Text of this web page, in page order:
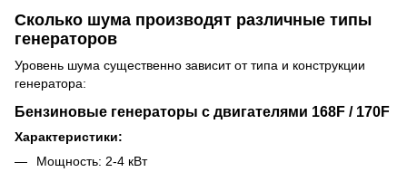
Сколько шума производят различные типы
генераторов
Уровень шума существенно зависит от типа и конструкции
генератора:
Бензиновые генераторы с двигателями 168F / 170F
Характеристики:
Мощность: 2-4 кВт